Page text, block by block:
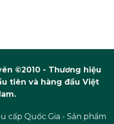
©2010 - Thương hiệu
tiên và hàng đầu Việt
cấp Quốc Gia - Sản phẩm